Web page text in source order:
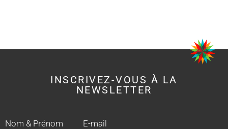
INSCRIVEZ-VOUS À LA
NEWSLETTER
Nom & Prénom E-mail